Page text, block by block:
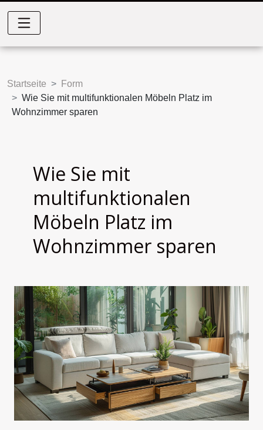
Startseite
Form
Wie Sie mit multifunktionalen Möbeln Platz im
Wohnzimmer sparen
Wie Sie mit
multifunktionalen
Möbeln Platz im
Wohnzimmer sparen